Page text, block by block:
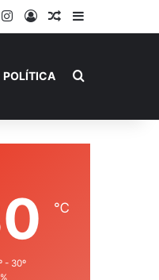
Instagram
AccesoPublicación al
Barra lateral
POLÍTICA Buscar por
℃
- 30º